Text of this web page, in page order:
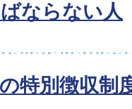
ならない人
特別徴収制